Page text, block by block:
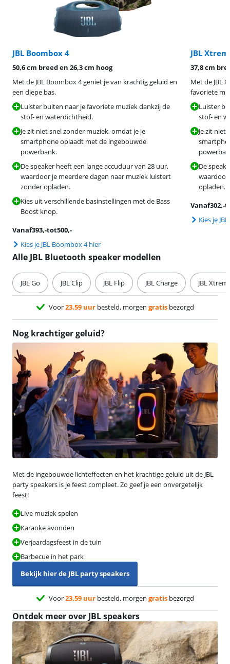
JBL Boombox 4
50,6 cm breed en 26,3 cm hoog
Met de JBL Boombox 4 geniet je van krachtig geluid en
een diepe bas.
Luister buiten naar je favoriete muziek dankzij de
stof- en waterdichtheid.
Je zit niet snel zonder muziek, omdat je je
smartphone oplaadt met de ingebouwde
powerbank.
De speaker heeft een lange accuduur van 28 uur,
waardoor je meerdere dagen naar muziek luistert
zonder opladen.
Kies uit verschillende basinstellingen met de Bass
Boost knop.
Vanaf393,-tot500,-
Kies je JBL Boombox 4 hier
JBL
37,8 cm
Met de JBL
favoriete
Luister
stof- en
Je zit niet
De
waardoor
opladen.
Vanaf302,-
Kies je
Alle JBL Bluetooth speaker modellen
JBL Go JBL Clip JBL Flip JBL Charge JBL
Voor23.59 uurbesteld, morgen gratisbezorgd
Nog krachtiger geluid?
Met de ingebouwde lichteffecten en het krachtige geluid uit de JBL
party speakers is je feest compleet. Zo geef je een onvergetelijk
feest!
Live muziek spelen
Karaoke avonden
Verjaardagsfeest in de tuin
Barbecue in het park
Bekijk hier de JBL party speakers
Voor23.59 uurbesteld, morgen gratisbezorgd
Ontdek meer over JBL speakers